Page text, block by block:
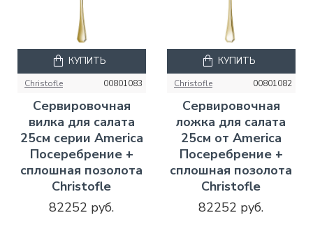
Christofle 00801083
Сервировочная
вилка для салата
25см серии America
Посеребрение +
сплошная позолота
Christofle
82252 руб.
КУПИТЬ
Christofle 00801082
Сервировочная
ложка для салата
25см от America
Посеребрение +
сплошная позолота
Christofle
82252 руб.
КУПИТЬ